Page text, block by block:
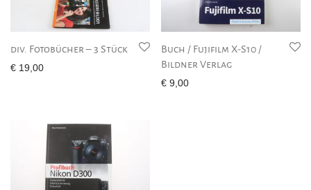
div. Fotobücher – 3 Stück
€ 19,00
Buch / Fujifilm X-S10 /
Bildner Verlag
€ 9,00